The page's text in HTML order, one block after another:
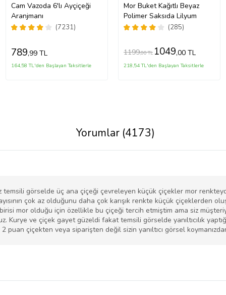
Cam Vazoda 6'lı Ayçiçeği
Aranjmanı
(7231)
789,99 TL
164,58 TL'den Başlayan Taksitlerle
Mor Buket Kağıtlı Beyaz
Polimer Saksıda Lilyum
(285)
1199,00 TL 1049,00 TL
218,54 TL'den Başlayan Taksitlerle
Yorumlar (4173)
temsili görselde üç ana çiçeği çevreleyen küçük çiçekler mor
çok az olduğunu daha çok karışık renkte küçük çiçeklerden
mor olduğu için özellikle bu çiçeği tercih etmiştim ama siz
Kurye ve çiçek gayet güzeldi fakat temsili görselde yanıltıcılık
2 puan çiçekten veya siparişten değil sizin yanıltıcı görsel